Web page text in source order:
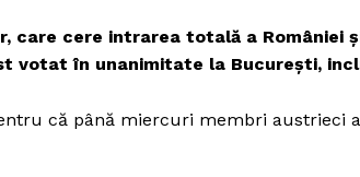
care cere intrarea totală a României
votat în unanimitate la București,
că până miercuri membri austrieci